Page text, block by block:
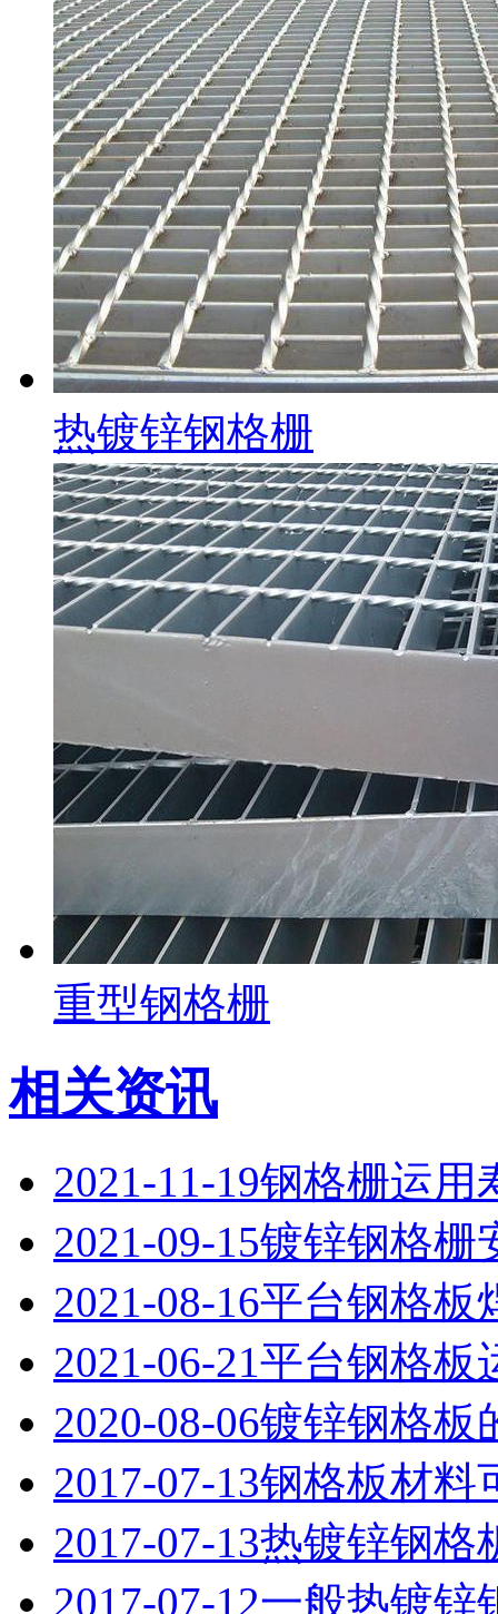
热镀锌钢格栅
重型钢格栅
相关资讯
2021-11-19钢格栅运用
2021-09-15镀锌钢格栅
2021-08-16平台钢格板
2021-06-21平台钢格板
2020-08-06镀锌钢格板
2017-07-13钢格板材料
2017-07-13热镀锌钢格
2017-07-12一般热镀锌